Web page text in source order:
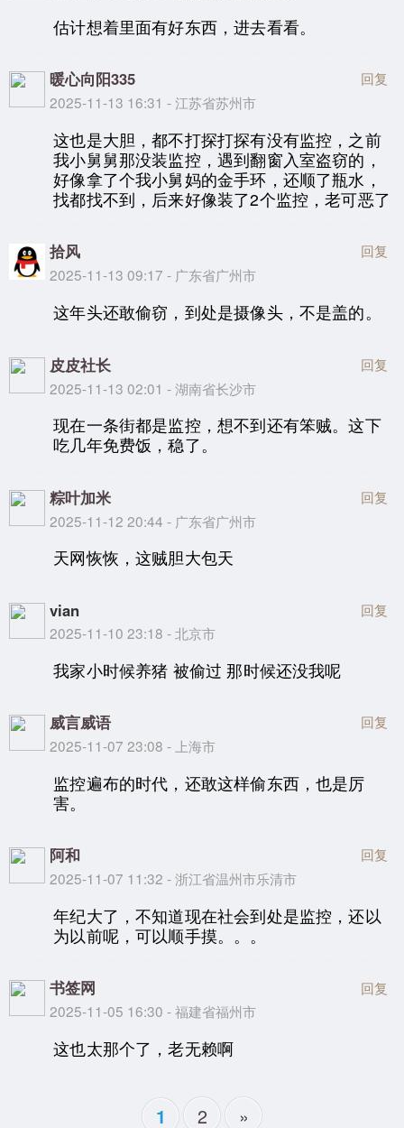
估计想着里面有好东西，进去看看。
暖心向阳335
2025-11-13 16:31 - 江苏省苏州市
回复
这也是大胆，都不打探打探有没有监控，之前
我小舅舅那没装监控，遇到翻窗入室盗窃的，
好像拿了个我小舅妈的金手环，还顺了瓶水，
找都找不到，后来好像装了2个监控，老可恶了
拾风
2025-11-13 09:17 - 广东省广州市
回复
这年头还敢偷窃，到处是摄像头，不是盖的。
皮皮社长
2025-11-13 02:01 - 湖南省长沙市
回复
现在一条街都是监控，想不到还有笨贼。这下
吃几年免费饭，稳了。
粽叶加米
2025-11-12 20:44 - 广东省广州市
回复
天网恢恢，这贼胆大包天
vian
2025-11-10 23:18 - 北京市
回复
我家小时候养猪 被偷过 那时候还没我呢
威言威语
2025-11-07 23:08 - 上海市
回复
监控遍布的时代，还敢这样偷东西，也是厉
害。
阿和
2025-11-07 11:32 - 浙江省温州市乐清市
回复
年纪大了，不知道现在社会到处是监控，还以
为以前呢，可以顺手摸。。。
书签网
2025-11-05 16:30 - 福建省福州市
回复
这也太那个了，老无赖啊
1 2 »